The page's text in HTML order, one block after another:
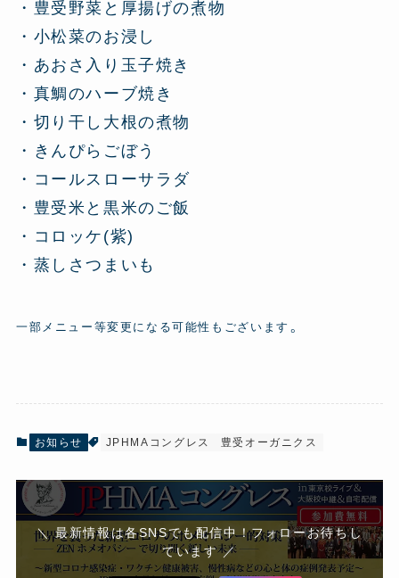
・豊受野菜と厚揚げの煮物
・小松菜のお浸し
・あおさ入り玉子焼き
・真鯛のハーブ焼き
・切り干し大根の煮物
・きんぴらごぼう
・コールスローサラダ
・豊受米と黒米のご飯
・コロッケ(紫)
・蒸しさつまいも
一部メニュー等変更になる可能性もございます 。
お知らせ JPHMAコングレス 豊受オーガニクス
＼ 最新情報は各SNSでも配信中！フォローお待ちし
ています ／